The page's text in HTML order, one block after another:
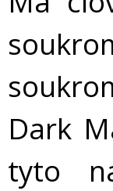
Dark
tyto